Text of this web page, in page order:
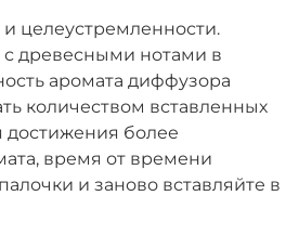
и целеустремленности.
древесными нотами в
аромата диффузора
количеством вставленных
достижения более
время от времени
и заново вставляйте в